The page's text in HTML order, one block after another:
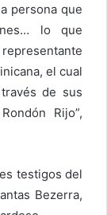
persona que
lo que
el cual
de sus
Rijo”,
testigos del
Bezerra,